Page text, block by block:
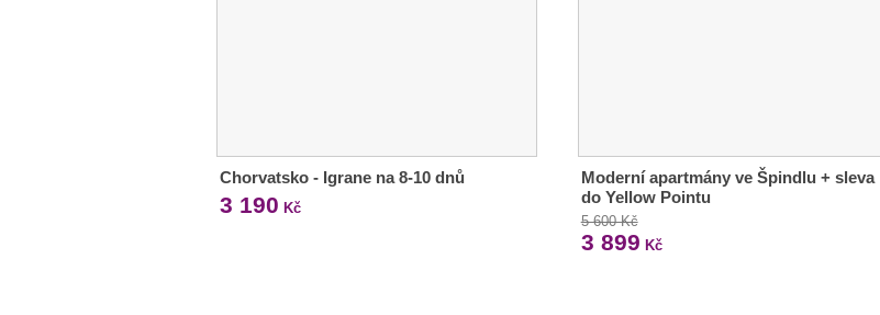
Chorvatsko - Igrane na 8-10 dnů
3 190 Kč
Moderní apartmány ve Špindlu + sleva
do Yellow Pointu
5 600 Kč
3 899 Kč